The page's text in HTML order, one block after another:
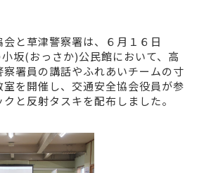
と草津警察署は、６月１６日
坂(おっさか)公民館において、高
署員の講話やふれあいチームの寸
を開催し、交通安全協会役員が参
と反射タスキを配布しました。